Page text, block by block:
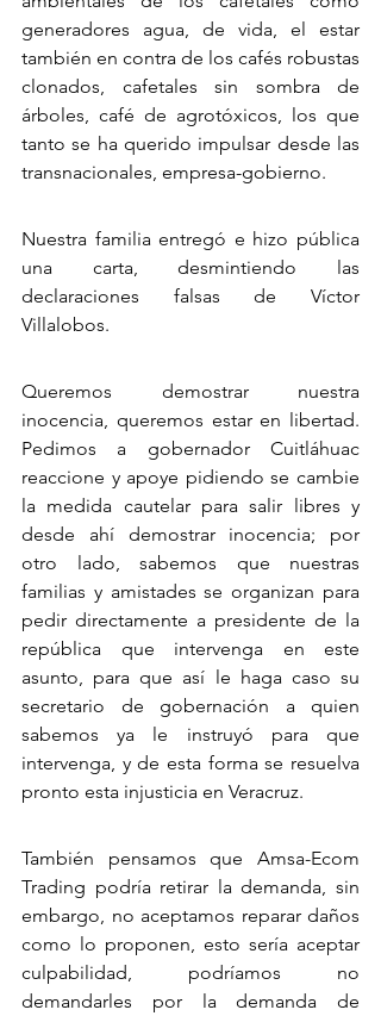
generadores agua, de vida, el estar
también en contra de los cafés robustas
clonados, cafetales sin sombra de
árboles, café de agrotóxicos, los que
tanto se ha querido impulsar desde las
transnacionales, empresa-gobierno.
Nuestra familia entregó e hizo pública
una carta, desmintiendo las
declaraciones falsas de Víctor
Villalobos.
Queremos demostrar nuestra
inocencia, queremos estar en libertad.
Pedimos a gobernador Cuitláhuac
reaccione y apoye pidiendo se cambie
la medida cautelar para salir libres y
desde ahí demostrar inocencia; por
otro lado, sabemos que nuestras
familias y amistades se organizan para
pedir directamente a presidente de la
república que intervenga en este
asunto, para que así le haga caso su
secretario de gobernación a quien
sabemos ya le instruyó para que
intervenga, y de esta forma se resuelva
pronto esta injusticia en Veracruz.
También pensamos que Amsa-Ecom
Trading podría retirar la demanda, sin
embargo, no aceptamos reparar daños
como lo proponen, esto sería aceptar
culpabilidad, podríamos no
demandarles por la demanda de